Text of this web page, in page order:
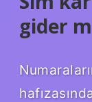
gider